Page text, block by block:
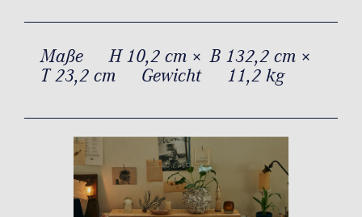
Maße
H 10,2 cm × B 132,2 cm ×
T 23,2 cm
Gewicht 11,2 kg